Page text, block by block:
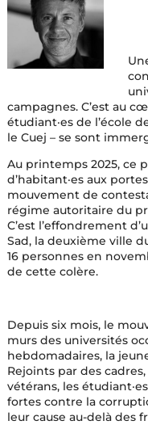
campagnes. C’est au
étudiant·es de l’école
le Cuej – se sont
Au printemps 2025, ce
d’habitant·es aux
mouvement de
régime autoritaire du
C’est l’effondrement
Sad, la deuxième ville
16 personnes en
de cette colère.
Depuis six mois, le
murs des universités
hebdomadaires, la
Rejoints par des
vétérans, les
fortes contre la
leur cause au-delà des